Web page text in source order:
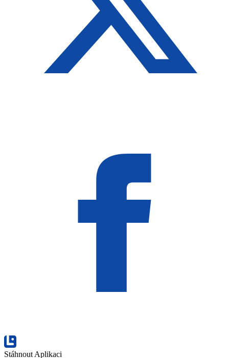
Stáhnout Aplikaci